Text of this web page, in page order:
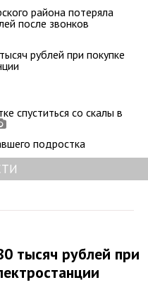
района потеряла
после звонков
рублей при покупке
спуститься со скалы в
подростка
тысяч рублей при